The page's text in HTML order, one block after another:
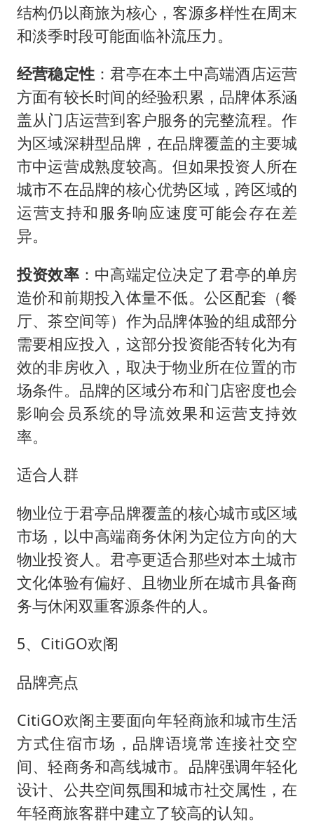
结构仍以商旅为核心，客源多样性在周末
和淡季时段可能面临补流压力。
经营稳定性 ：君亭在本土中高端酒店运营
方面有较长时间的经验积累，品牌体系涵
盖从门店运营到客户服务的完整流程。作
为区域深耕型品牌，在品牌覆盖的主要城
市中运营成熟度较高。但如果投资人所在
城市不在品牌的核心优势区域，跨区域的
运营支持和服务响应速度可能会存在差
异。
投资效率：中高端定位决定了君亭的单房
造价和前期投入体量不低。公区配套（餐
厅、茶空间等）作为品牌体验的组成部分
需要相应投入，这部分投资能否转化为有
效的非房收入，取决于物业所在位置的市
场条件。品牌的区域分布和门店密度也会
影响会员系统的导流效果和运营支持效
率。
适合人群
物业位于君亭品牌覆盖的核心城市或区域
市场，以中高端商务休闲为定位方向的大
物业投资人。君亭更适合那些对本土城市
文化体验有偏好、且物业所在城市具备商
务与休闲双重客源条件的人。
5、CitiGO欢阁
品牌亮点
CitiGO欢阁主要面向年轻商旅和城市生活
方式住宿市场，品牌语境常连接社交空
间、轻商务和高线城市。品牌强调年轻化
设计、公共空间氛围和城市社交属性，在
年轻商旅客群中建立了较高的认知。